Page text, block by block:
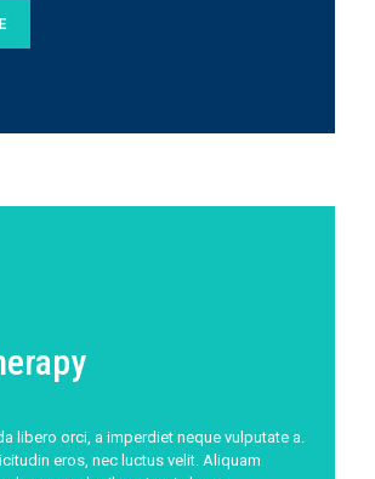
libero orci, a imperdiet neque vulputate a.
eros, nec luctus velit. Aliquam